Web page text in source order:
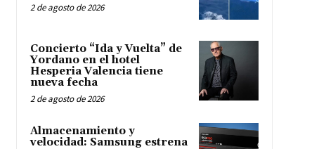
2 de agosto de 2026
Concierto “Ida y Vuelta” de
Yordano en el hotel
Hesperia Valencia tiene
nueva fecha
2 de agosto de 2026
Almacenamiento y
velocidad: Samsung estrena